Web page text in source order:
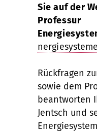
Sie auf der
Professur
nergiesysteme
Rückfragen
sowie dem
beantworten
Jentsch und